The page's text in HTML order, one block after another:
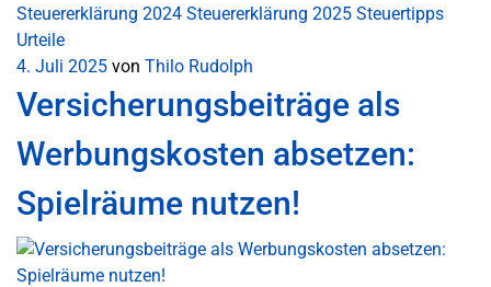
Steuererklärung 2024 Steuererklärung 2025 Steuertipps
Urteile
4. Juli 2025 von Thilo Rudolph
Versicherungsbeiträge als
Werbungskosten absetzen:
Spielräume nutzen!